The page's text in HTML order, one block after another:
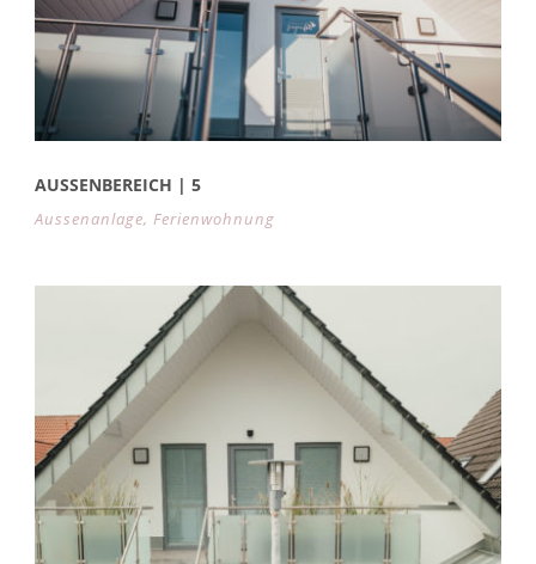
AUSSENBEREICH | 5
Aussenanlage, Ferienwohnung